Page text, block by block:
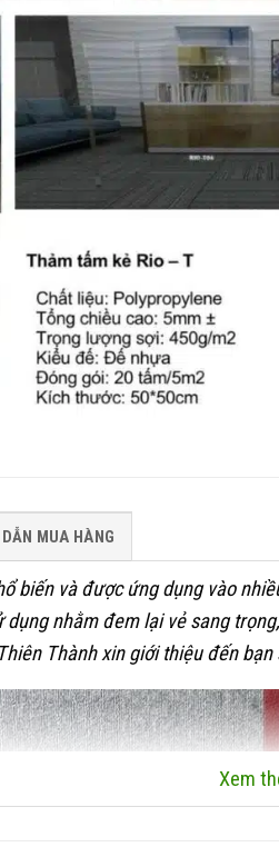
MUA HÀNG
biến và được ứng dụng vào
nhằm đem lại vẻ sang
Thành xin giới thiệu đến bạn
Xem